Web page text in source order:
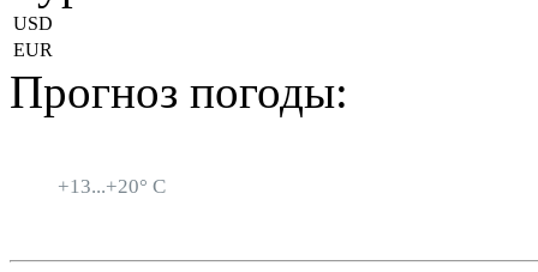
USD
EUR
Прогноз погоды:
+13...+20° C